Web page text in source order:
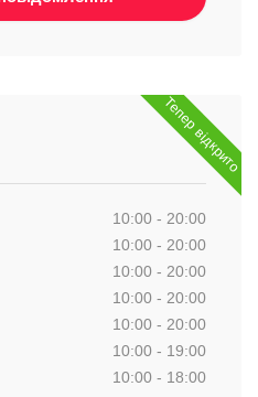
Тепер відкрито
10:00 - 20:00
10:00 - 20:00
10:00 - 20:00
10:00 - 20:00
10:00 - 20:00
10:00 - 19:00
10:00 - 18:00